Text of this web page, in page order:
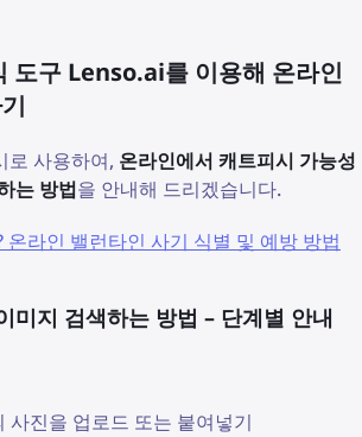
도구 Lenso.ai를 이용해 온라인
로 사용하여, 온라인에서 캐트피시 가능성
는 방법을 안내해 드리겠습니다.
온라인 밸런타인 사기 식별 및 예방 방법
미지 검색하는 방법 – 단계별 안내
사진을 업로드 또는 붙여넣기